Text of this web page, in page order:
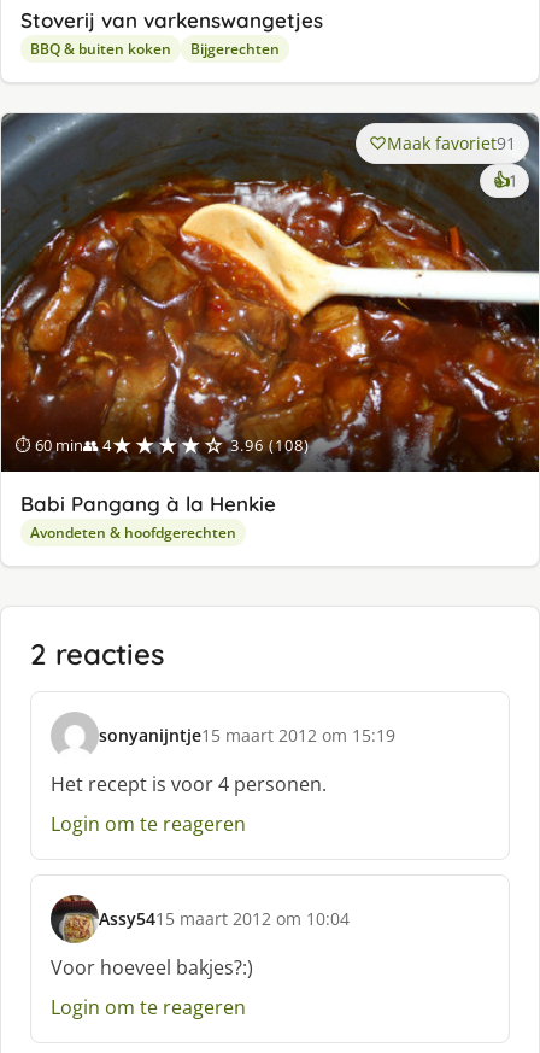
Stoverij van varkenswangetjes
BBQ & buiten koken Bijgerechten
⏱ 60 min👥 4★★★★☆ 3.96 (108)
Maak favoriet91
👍1
Babi Pangang à la Henkie
Avondeten & hoofdgerechten
2 reacties
sonyanijntje
s
c
h
r
e
f
:
15 maart 2012 om 15:19
Het recept is voor 4 personen.
Login om te reageren
Assy54
s
c
h
r
15 maart 2012 om 10:04
Voor hoeveel bakjes?:)
Login om te reageren